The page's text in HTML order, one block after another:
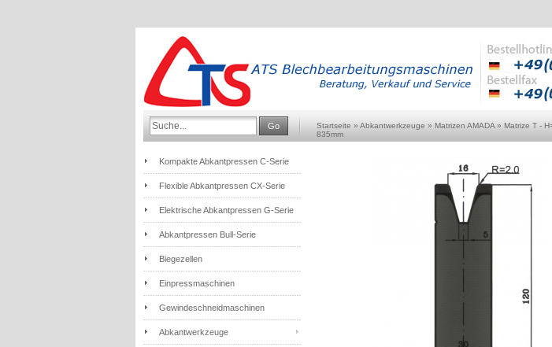
Go Startseite » Abkantwerkzeuge » Matrizen AMADA » Matrize T -
835mm
Kompakte Abkantpressen C-Serie
Flexible Abkantpressen CX-Serie
Elektrische Abkantpressen G-Serie
Abkantpressen Bull-Serie
Biegezellen
Einpressmaschinen
Gewindeschneidmaschinen
Abkantwerkzeuge